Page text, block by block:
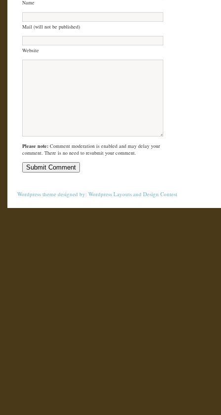
Name
Mail (will not be published)
Website
Please note: Comment moderation is enabled and may delay your
comment. There is no need to resubmit your comment.
Wordpress theme designed by: Wordpress Layouts and Design Contest